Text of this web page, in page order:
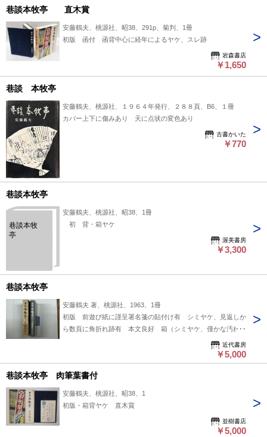
巷談本牧亭 直木賞
安藤鶴夫、桃源社、昭38、291p、菊判、1冊
初版 函付 函背中心に経年によるヤケ、スレ跡
岩森書店
￥1,650
巷談 本牧亭
安藤鶴夫、桃源社、１９６４年発行、２８８頁、B6、１冊
カバー上下に傷みあり 天に点状の変色あり
古書かいた
￥770
巷談本牧亭
巷談本牧
亭
安藤鶴夫、桃源社、昭38、1冊
初 背・箱ヤケ
渥美書房
￥3,300
巷談本牧亭
安藤鶴夫 著、桃源社、1963、1冊
初版 前遊び紙に謹呈署名箋の貼付け有 シミヤケ、見返しか
ら数頁に角折れ跡有 本文良好 箱（シミヤケ、僅かな汚れ、
近代書房
￥5,000
巷談本牧亭 肉筆葉書付
安藤鶴夫、桃源社、昭38、1
初版・箱背ヤケ 直木賞
並樹書店
￥5,000